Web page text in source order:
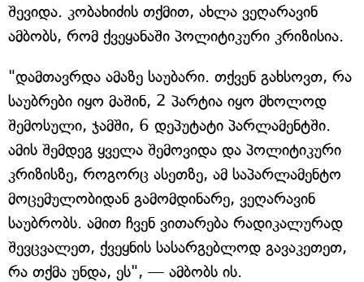
შევიდა. კობახიძის თქმით, ახლა ვეღარავინ
ამბობს, რომ ქვეყანაში პოლიტიკური კრიზისია.
"დამთავრდა ამაზე საუბარი. თქვენ გახსოვთ, რა
საუბრები იყო მაშინ, 2 პარტია იყო მხოლოდ
შემოსული, ჯამში, 6 დეპუტატი პარლამენტში.
ამის შემდეგ ყველა შემოვიდა და პოლიტიკური
კრიზისზე, როგორც ასეთზე, ამ საპარლამენტო
მოცემულობიდან გამომდინარე, ვეღარავინ
საუბრობს. ამით ჩვენ ვითარება რადიკალურად
შევცვალეთ, ქვეყნის სასარგებლოდ გავაკეთეთ,
რა თქმა უნდა, ეს", — ამბობს ის.